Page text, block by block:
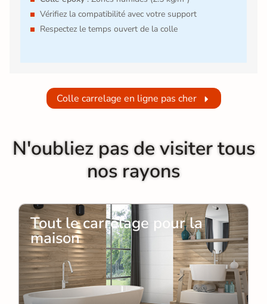
Vérifiez la compatibilité avec votre support
Respectez le temps ouvert de la colle
Colle carrelage en ligne pas cher
N'oubliez pas de visiter tous
nos rayons
Tout le carrelage pour la
maison